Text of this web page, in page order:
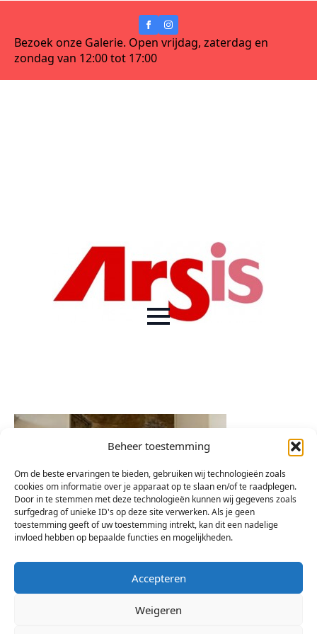
Beheer toestemming
Om de beste ervaringen te bieden, gebruiken wij technologieën zoals
cookies om informatie over je apparaat op te slaan en/of te raadplegen.
Door in te stemmen met deze technologieën kunnen wij gegevens zoals
surfgedrag of unieke ID's op deze site verwerken. Als je geen
toestemming geeft of uw toestemming intrekt, kan dit een nadelige
invloed hebben op bepaalde functies en mogelijkheden.
Accepteren
Weigeren
Bezoek onze Galerie. Open vrijdag, zaterdag en
zondag van 12:00 tot 17:00